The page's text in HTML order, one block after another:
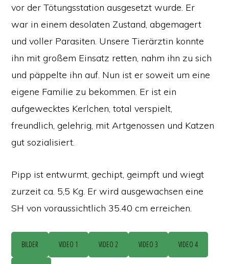
vor der Tötungsstation ausgesetzt wurde. Er
war in einem desolaten Zustand, abgemagert
und voller Parasiten. Unsere Tierärztin konnte
ihn mit großem Einsatz retten, nahm ihn zu sich
und päppelte ihn auf. Nun ist er soweit um eine
eigene Familie zu bekommen. Er ist ein
aufgewecktes Kerlchen, total verspielt,
freundlich, gelehrig, mit Artgenossen und Katzen
gut sozialisiert.
Pipp ist entwurmt, gechipt, geimpft und wiegt
zurzeit ca. 5,5 Kg. Er wird ausgewachsen eine
SH von voraussichtlich 35.40 cm erreichen.
BILDER VIDEO 1 VIDEO 2 VIDEO 3 VIDEO 4